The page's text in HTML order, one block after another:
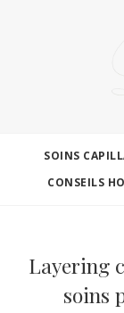
SOINS
CONSEILS
Layering
soins